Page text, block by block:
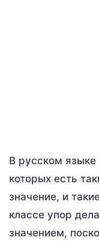
В русском
которых есть
значение, и
классе упор
значением,